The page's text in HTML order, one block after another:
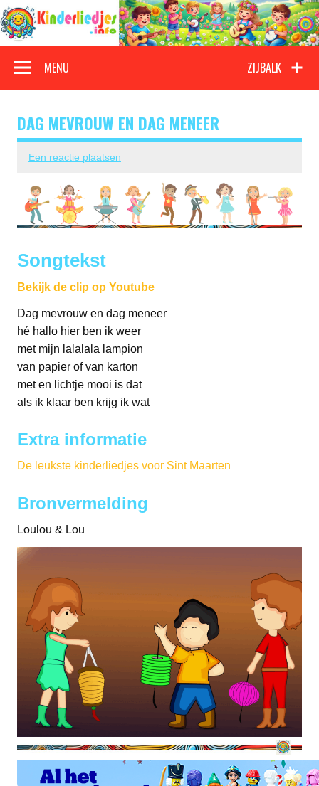
Doorgaan
naar
inhoud
Kinderliedjes
ZIJBALK
MENU
DAG MEVROUW EN DAG MENEER
Een reactie plaatsen
Songtekst
Bekijk de clip op Youtube
Dag mevrouw en dag meneer
hé hallo hier ben ik weer
met mijn lalalala lampion
van papier of van karton
met en lichtje mooi is dat
als ik klaar ben krijg ik wat
Extra informatie
De leukste kinderliedjes voor Sint Maarten
Bronvermelding
Loulou & Lou